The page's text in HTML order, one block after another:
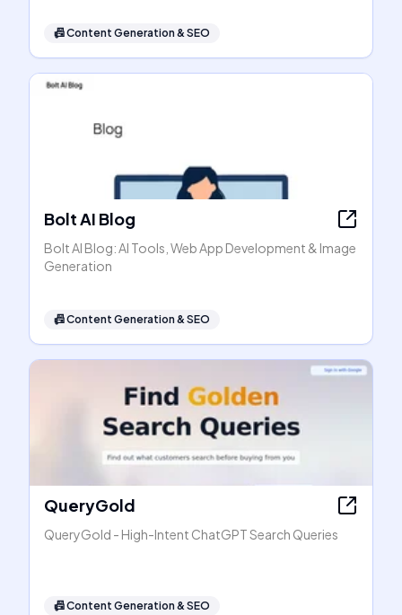
📠Content Generation & SEO
Bolt AI Blog
Bolt AI Blog: AI Tools, Web App Development & Image
Generation
📠Content Generation & SEO
QueryGold
QueryGold - High-Intent ChatGPT Search Queries
📠Content Generation & SEO